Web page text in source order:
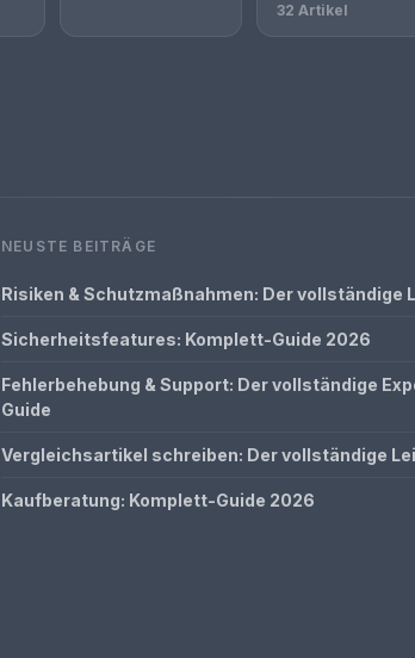
32 Artikel
NEUSTE BEITRÄGE
Risiken & Schutzmaßnahmen: Der vollständige
Sicherheitsfeatures: Komplett-Guide 2026
Fehlerbehebung & Support: Der vollständige
Guide
Vergleichsartikel schreiben: Der vollständige
Kaufberatung: Komplett-Guide 2026